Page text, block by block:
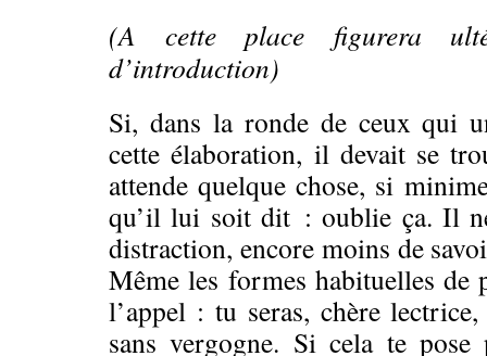
(A cette place figurera
d’introduction)
Si, dans la ronde de ceux qui
cette élaboration, il devait se
attende quelque chose, si
qu’il lui soit dit : oublie ça. Il
distraction, encore moins de
Même les formes habituelles de
l’appel : tu seras, chère
sans vergogne. Si cela te